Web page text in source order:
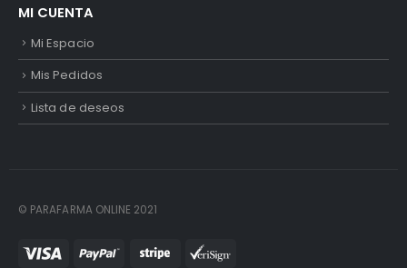
MI CUENTA
Mi Espacio
Mis Pedidos
Lista de deseos
© PARAFARMA ONLINE 2021